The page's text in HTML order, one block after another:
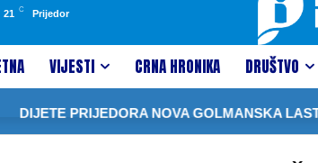
21 C Prijedor
VIJESTI CRNA HRONIKA DRUŠTVO
NOVA GOLMANSKA LASTA VELEŽA